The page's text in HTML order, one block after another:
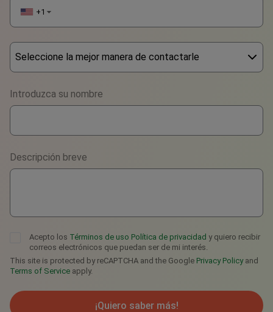
+1 ▼
Seleccione la mejor manera de contactarle
WhatsApp
Viber
Telegram
Introduzca su nombre
Descripción breve
Acepto los Términos de uso Política de privacidad y quiero recibir
correos electrónicos que puedan ser de mi interés.
This site is protected by reCAPTCHA and the Google Privacy Policyand
Terms of Service apply.
¡Quiero saber más!